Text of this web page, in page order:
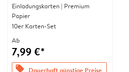
Einladungskarten | Premium
Papier
10er Karten-Set
Ab
7,99 €*
offers Dauerhaft günstige Preise